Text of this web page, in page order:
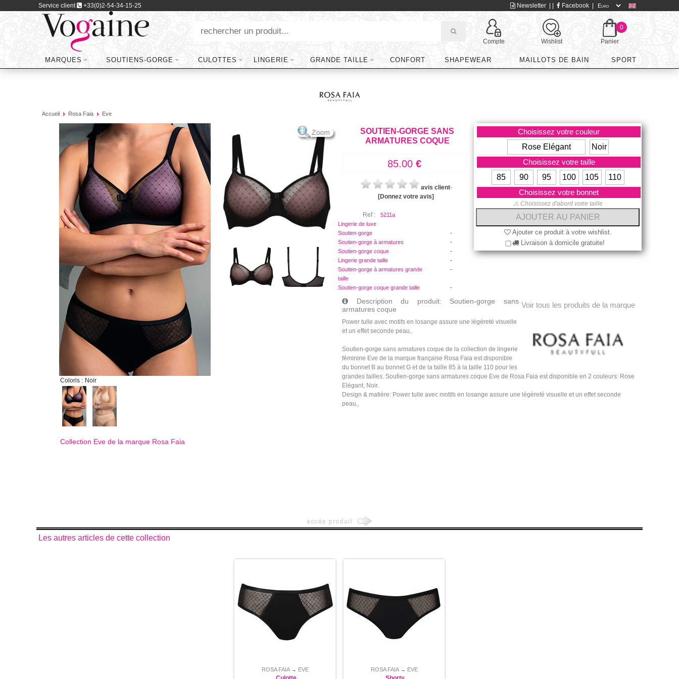
Service client +33(0)2-54-34-15-25 Newsletter Facebook
Compte Wishlist
0
Panier
MARQUES SOUTIENS-GORGE CULOTTES LINGERIE GRANDE TAILLE CONFORT SHAPEWEAR MAILLOTS DE BAIN SPORT
Accueil Rosa Faia Eve
Coloris : Noir
Collection Eve de la marque Rosa Faia
SOUTIEN-GORGE SANS
ARMATURES COQUE
85.00 €
avis client-
[Donnez votre avis]
Ref :
5211a
Lingerie de luxe
-
Soutien-gorge
-
Soutien-gorge à armatures
-
Soutien-gorge coque
-
Lingerie grande taille
-
Soutien-gorge à armatures grande
taille
-
Soutien-gorge coque grande taille
Choisissez votre couleur
Rose Elégant
Noir
Choisissez votre taille
85
90 95 100 105
110
Choisissez votre bonnet
⚠ Choisissez d'abord votre taille
Ajouter ce produit à votre wishlist.
Livraison à domicile gratuite!
Voir tous les produits de la marque
Description du produit: Soutien-gorge sans
armatures coque
Power tulle avec motifs en losange assure une légèreté visuelle
et un effet seconde peau,.
Soutien-gorge sans armatures coque de la collection de lingerie
féminine Eve de la marque française Rosa Faia est disponible
du bonnet B au bonnet G et de la taille 85 à la taille 110 pour les
grandes tailles. Soutien-gorge sans armatures coque Eve de Rosa Faia est disponible en 2 couleurs: Rose
Elégant, Noir.
Design & matière: Power tulle avec motifs en losange assure une légèreté visuelle et un effet seconde
peau,.
Les autres articles de cette collection
ROSA FAIA → EVE ROSA FAIA → EVE